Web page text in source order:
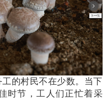
的村民不在少数。当下
时节，工人们正忙着采